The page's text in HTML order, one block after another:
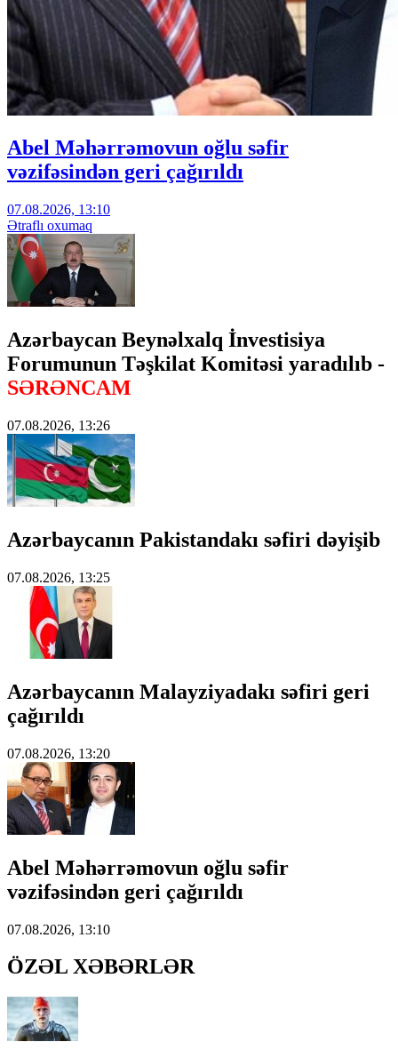
Abel Məhərrəmovun oğlu səfir
vəzifəsindən geri çağırıldı
07.08.2026, 13:10
Ətraflı oxumaq
Azərbaycan Beynəlxalq İnvestisiya
Forumunun Təşkilat Komitəsi yaradılıb -
SƏRƏNCAM
07.08.2026, 13:26
Azərbaycanın Pakistandakı səfiri dəyişib
07.08.2026, 13:25
Azərbaycanın Malayziyadakı səfiri geri
çağırıldı
07.08.2026, 13:20
Abel Məhərrəmovun oğlu səfir
vəzifəsindən geri çağırıldı
07.08.2026, 13:10
ÖZƏL XƏBƏRLƏR